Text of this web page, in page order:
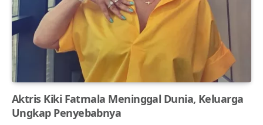
Aktris Kiki Fatmala Meninggal Dunia, Keluarga
Ungkap Penyebabnya